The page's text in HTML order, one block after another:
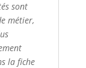
sont
métier,
la fiche